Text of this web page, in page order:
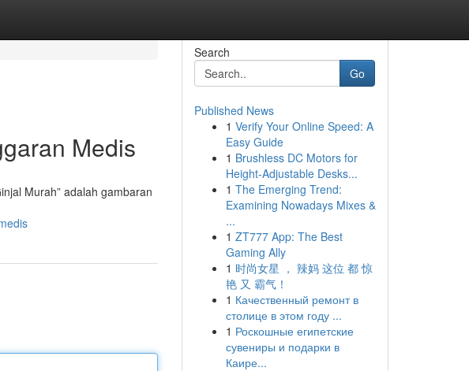
Medis
Murah” adalah gambaran
Search
Go
Published News
1 Verify Your Online Speed: A
Easy Guide
1 Brushless DC Motors for
Height-Adjustable Desks...
1 The Emerging Trend:
Examining Nowadays Mixes &
...
1 ZT777 App: The Best
Gaming Ally
1 时尚女星 ， 辣妈 这位 都 惊
艳 又 霸气！
1 Качественный ремонт в
столице в этом году ...
1 Роскошные египетские
сувениры и подарки в
Каире...